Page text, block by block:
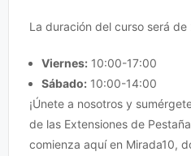
La duración del curso será de
Viernes: 10:00-17:00
Sábado: 10:00-14:00
¡Únete a nosotros y
de las Extensiones de
comienza aquí en Mirada10,